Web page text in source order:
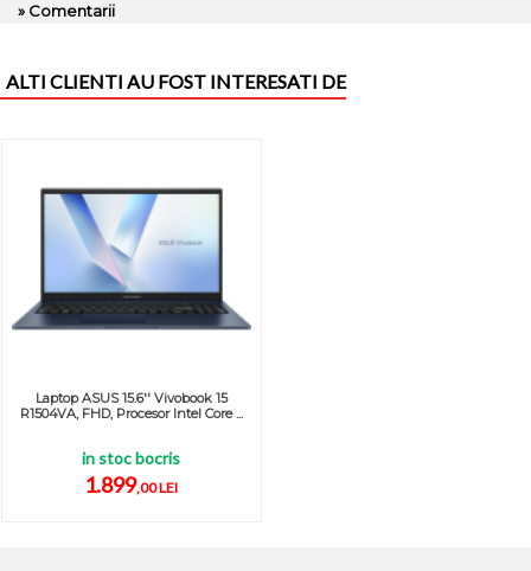
» Comentarii
ALTI CLIENTI AU FOST INTERESATI DE
Laptop ASUS 15.6'' Vivobook 15
R1504VA, FHD, Procesor Intel Core ...
in stoc bocris
1.899,00 LEI